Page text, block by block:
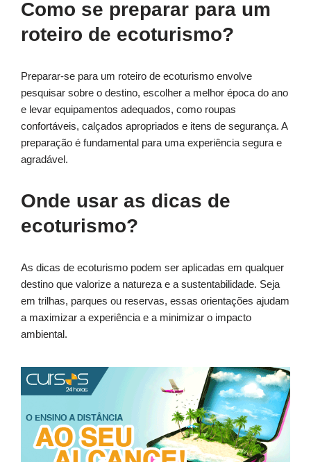
Como se preparar para um
roteiro de ecoturismo?
Preparar-se para um roteiro de ecoturismo envolve
pesquisar sobre o destino, escolher a melhor época do ano
e levar equipamentos adequados, como roupas
confortáveis, calçados apropriados e itens de segurança. A
preparação é fundamental para uma experiência segura e
agradável.
Onde usar as dicas de
ecoturismo?
As dicas de ecoturismo podem ser aplicadas em qualquer
destino que valorize a natureza e a sustentabilidade. Seja
em trilhas, parques ou reservas, essas orientações ajudam
a maximizar a experiência e a minimizar o impacto
ambiental.